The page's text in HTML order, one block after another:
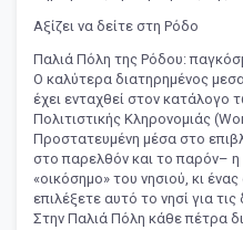
Αξίζει να δείτε στη Ρόδο
Παλιά Πόλη της Ρόδου:
Ο καλύτερα διατηρημένος
έχει ενταχθεί στον
Πολιτιστικής Κληρονομιάς
Προστατευμένη μέσα στο
στο παρελθόν και το παρόν– η
«οικόσημο» του νησιού, κι
επιλέξετε αυτό το νησί για
Στην Παλιά Πόλη κάθε πέτρα